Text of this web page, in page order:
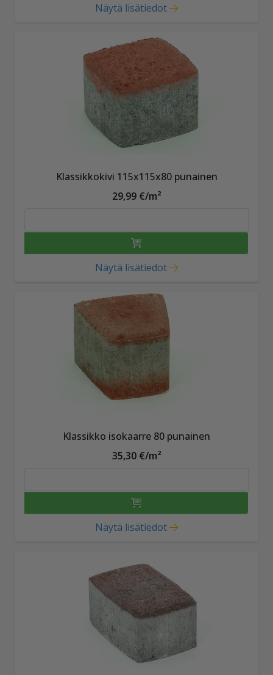
Näytä lisätiedot
Klassikkokivi 115x115x80 punainen
29,99 €/m²
Näytä lisätiedot
Klassikko isokaarre 80 punainen
35,30 €/m²
Näytä lisätiedot